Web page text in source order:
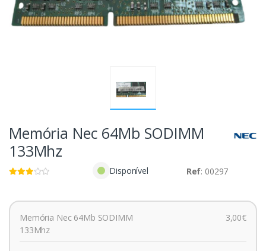
Memória Nec 64Mb SODIMM
133Mhz
Disponível Ref: 00297
Memória Nec 64Mb SODIMM
133Mhz
3,00€